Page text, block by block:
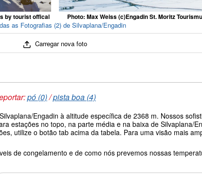
by tourist offical Photo: Max Weiss (c)Engadin St. Moritz
as Fotografias (2) de Silvaplana/Engadin
Carregar nova foto
pó (0)/pista boa (4)
Engadin à altitude específica de 2368 m. Nossos
estações no topo, na parte média e na baixa de Silvaplana/
utilize o botão tab acima da tabela. Para uma visão mais
de congelamento e de como nós prevemos nossas